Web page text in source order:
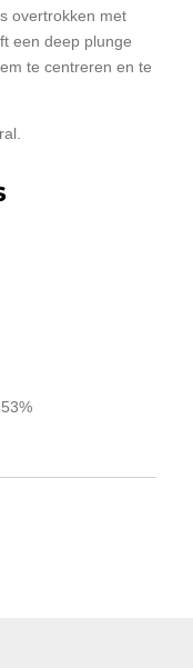
overtrokken met
een deep plunge
te centreren en te